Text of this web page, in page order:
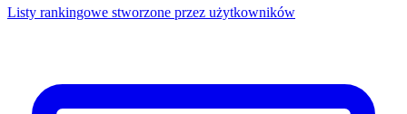
Listy rankingowe stworzone przez użytkowników